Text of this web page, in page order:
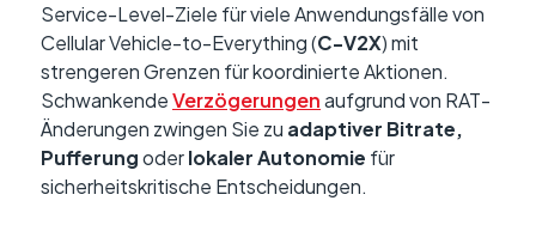
Service-Level-Ziele für viele Anwendungsfälle von
Cellular Vehicle-to-Everything (C-V2X) mit
strengeren Grenzen für koordinierte Aktionen.
SchwankendeVerzögerungenaufgrund von RAT-
Änderungen zwingen Sie zu adaptiver Bitrate,
Pufferungoderlokaler Autonomie für
sicherheitskritische Entscheidungen.